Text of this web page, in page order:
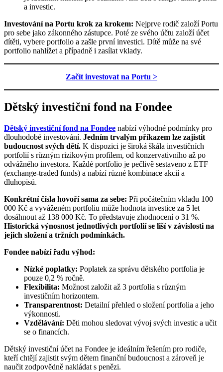
a investic.
Investování na Portu krok za krokem: Nejprve rodič založí Portu
pro sebe jako zákonného zástupce. Poté ze svého účtu založí účet
dítěti, vybere portfolio a zašle první investici. Dítě může na své
portfolio nahlížet a případně i zasílat vklady.
Začít investovat na Portu >
Dětský investiční fond na Fondee
Dětský investiční fond na Fondee nabízí výhodné podmínky pro
dlouhodobé investování. Jedním trvalým příkazem lze zajistit
budoucnost svých dětí. K dispozici je široká škála investičních
portfolií s různým rizikovým profilem, od konzervativního až po
odvážného investora. Každé portfolio je pečlivě sestaveno z ETF
(exchange-traded funds) a nabízí různé kombinace akcií a
dluhopisů.
Konkrétní čísla hovoří sama za sebe: Při počátečním vkladu 100
000 Kč a vyváženém portfoliu může hodnota investice za 5 let
dosáhnout až 138 000 Kč. To představuje zhodnocení o 31 %.
Historická výnosnost jednotlivých portfolií se liší v závislosti na
jejich složení a tržních podmínkách.
Fondee nabízí řadu výhod:
Nízké poplatky: Poplatek za správu dětského portfolia je
pouze 0,2 % ročně.
Flexibilita: Možnost založit až 3 portfolia s různým
investičním horizontem.
Transparentnost: Detailní přehled o složení portfolia a jeho
výkonnosti.
Vzdělávání: Děti mohou sledovat vývoj svých investic a učit
se o financích.
Dětský investiční účet na Fondee je ideálním řešením pro rodiče,
kteří chtějí zajistit svým dětem finanční budoucnost a zároveň je
naučit zodpovědně nakládat s penězi.